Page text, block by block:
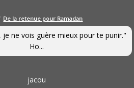
De la retenue pour Ramadan
je ne vois guère mieux pour te punir."
Ho...
jacou